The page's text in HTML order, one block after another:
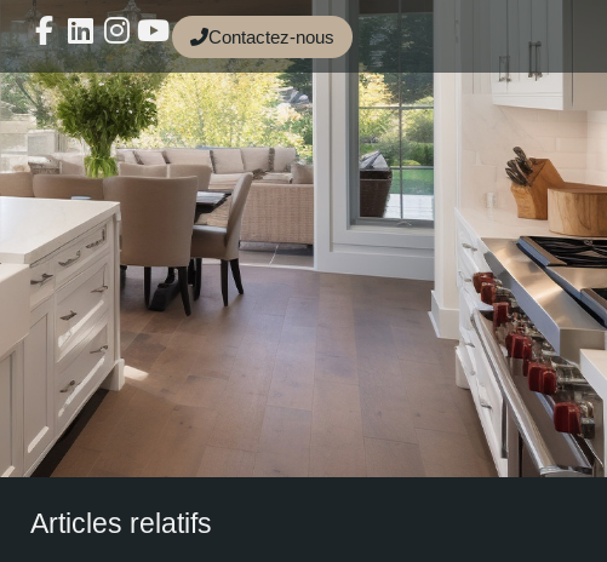
Contactez-nous
Articles relatifs